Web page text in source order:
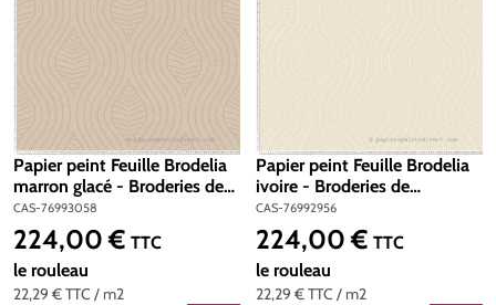
Papier peint Feuille Brodelia
marron glacé - Broderies de
Casamance | Réf. CAS-
76993058
CAS-76993058
22,29 €TTC / m2
Prix régulier :
224,00 € TTC
le rouleau
Papier peint Feuille Brodelia
ivoire - Broderies de
Casamance | Réf. CAS-
76992956
CAS-76992956
22,29 €TTC / m2
Prix régulier :
224,00 € TTC
le rouleau